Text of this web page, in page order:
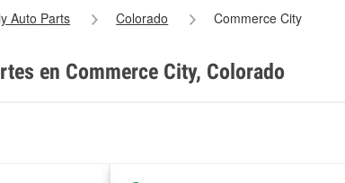
Auto Parts Colorado Commerce City
en Commerce City, Colorado